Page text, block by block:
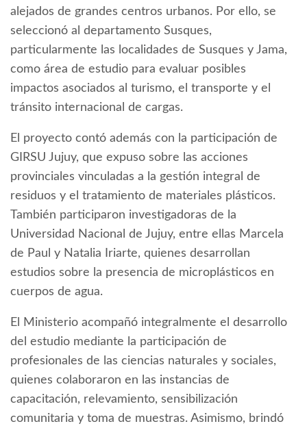
alejados de grandes centros urbanos. Por ello, se
seleccionó al departamento Susques,
particularmente las localidades de Susques y Jama,
como área de estudio para evaluar posibles
impactos asociados al turismo, el transporte y el
tránsito internacional de cargas.
El proyecto contó además con la participación de
GIRSU Jujuy, que expuso sobre las acciones
provinciales vinculadas a la gestión integral de
residuos y el tratamiento de materiales plásticos.
También participaron investigadoras de la
Universidad Nacional de Jujuy, entre ellas Marcela
de Paul y Natalia Iriarte, quienes desarrollan
estudios sobre la presencia de microplásticos en
cuerpos de agua.
El Ministerio acompañó integralmente el desarrollo
del estudio mediante la participación de
profesionales de las ciencias naturales y sociales,
quienes colaboraron en las instancias de
capacitación, relevamiento, sensibilización
comunitaria y toma de muestras. Asimismo, brindó